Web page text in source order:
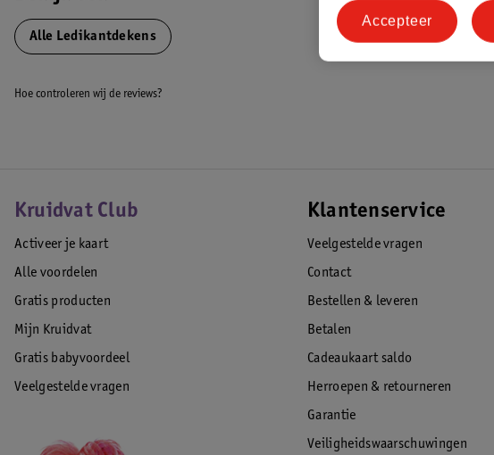
Alle Ledikantdekens
Hoe controleren wij de reviews?
Kruidvat Club
Activeer je kaart
Alle voordelen
Gratis producten
Mijn Kruidvat
Gratis babyvoordeel
Veelgestelde vragen
Klantenservice
Veelgestelde vragen
Contact
Bestellen & leveren
Betalen
Cadeaukaart saldo
Herroepen & retourneren
Garantie
Veiligheidswaarschuwingen
Accepteer